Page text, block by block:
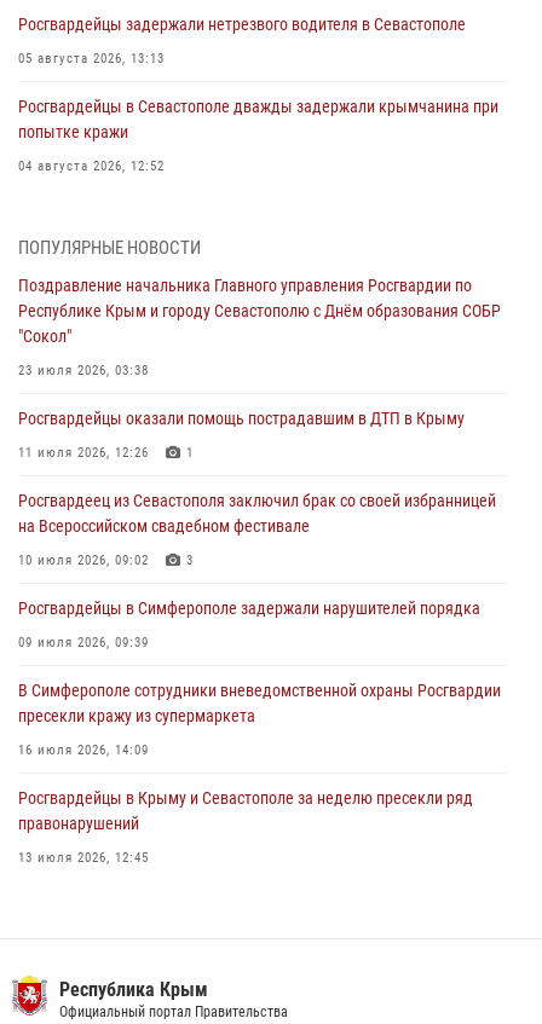
Росгвардейцы задержали нетрезвого водителя в Севастополе
05 августа 2026, 13:13
Росгвардейцы в Севастополе дважды задержали крымчанина при
попытке кражи
04 августа 2026, 12:52
мужчину
Росгвардия в Крыму и Севастополе задержала ряд
правонарушителей
03 августа 2026, 14:08
В Симферополе росгвардейцы задержали гражданина,
подозреваемого в совершении серии краж
Росгвардейцы оперативно задержали нарушителя на охраняемом
объекте в Севастополе
ПОПУЛЯРНЫЕ НОВОСТИ
Поздравление начальника Главного управления Росгвардии по
Республике Крым и городу Севастополю с Днём образования СОБР
"Сокол"
23 июля 2026, 03:38
Росгвардейцы оказали помощь пострадавшим в ДТП в Крыму
11 июля 2026, 12:26 1
Росгвардеец из Севастополя заключил брак со своей избранницей
на Всероссийском свадебном фестивале
10 июля 2026, 09:02 3
Росгвардейцы в Симферополе задержали нарушителей порядка
09 июля 2026, 09:39
В Симферополе сотрудники вневедомственной охраны Росгвардии
пресекли кражу из супермаркета
16 июля 2026, 14:09
Росгвардейцы в Крыму и Севастополе за неделю пресекли ряд
правонарушений
13 июля 2026, 12:45
В Ялте росгвардейцы задержали подозреваемого в краже
Республика Крым
Официальный портал Правительства